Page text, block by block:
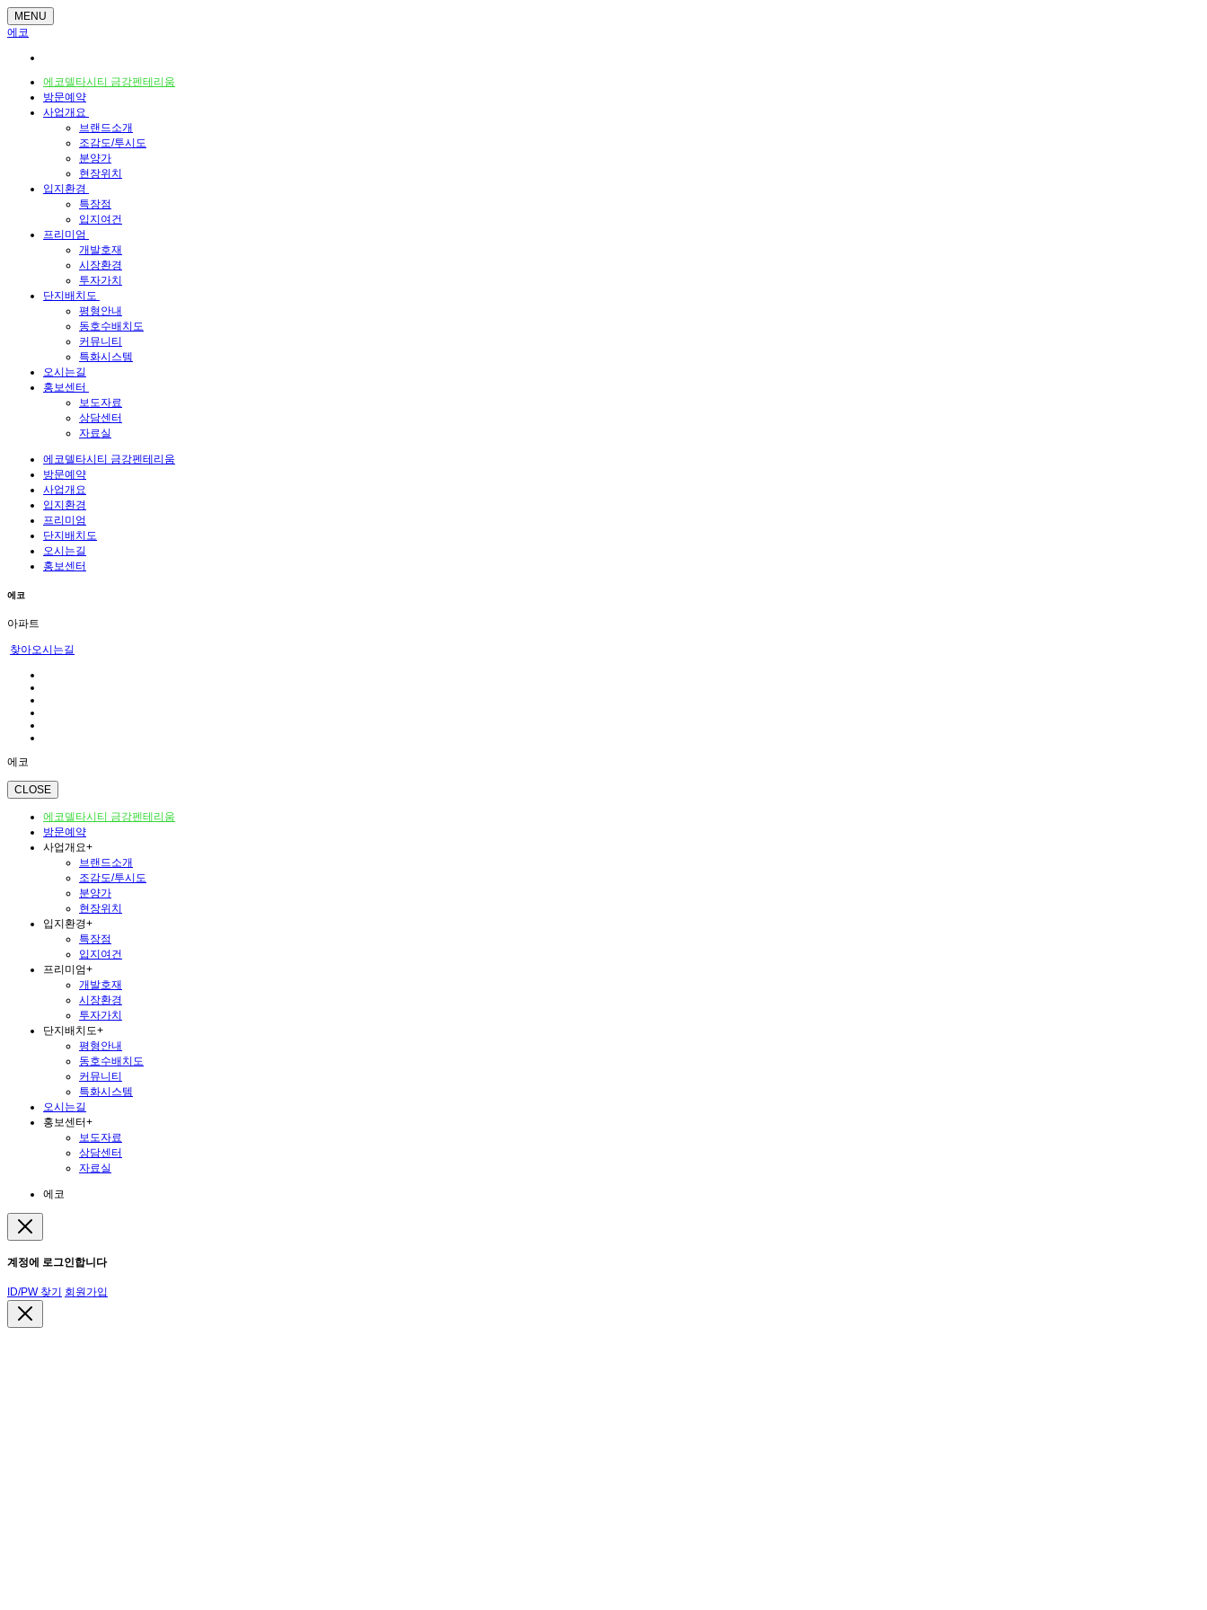
MENU
에코
에코델타시티 금강펜테리움
방문예약
사업개요
브랜드소개
조감도/투시도
분양가
현장위치
입지환경
특장점
입지여건
프리미엄
개발호재
시장환경
투자가치
단지배치도
평형안내
동호수배치도
커뮤니티
특화시스템
오시는길
홍보센터
보도자료
상담센터
자료실
에코델타시티 금강펜테리움
방문예약
사업개요
입지환경
프리미엄
단지배치도
오시는길
홍보센터
에코
아파트
찾아오시는길
에코
CLOSE
에코델타시티 금강펜테리움
방문예약
사업개요+
브랜드소개
조감도/투시도
분양가
현장위치
입지환경+
특장점
입지여건
프리미엄+
개발호재
시장환경
투자가치
단지배치도+
평형안내
동호수배치도
커뮤니티
특화시스템
오시는길
홍보센터+
보도자료
상담센터
자료실
에코
계정에 로그인합니다
ID/PW 찾기 회원가입